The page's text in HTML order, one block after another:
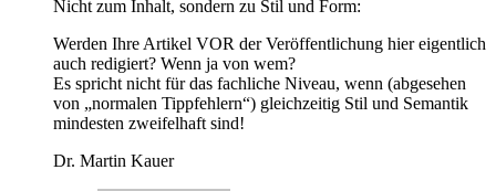
Nicht zum Inhalt, sondern zu Stil und Form:
Werden Ihre Artikel VOR der Veröffentlichung hier eigentlich
auch redigiert? Wenn ja von wem?
Es spricht nicht für das fachliche Niveau, wenn (abgesehen
von „normalen Tippfehlern“) gleichzeitig Stil und Semantik
mindesten zweifelhaft sind!
Dr. Martin Kauer